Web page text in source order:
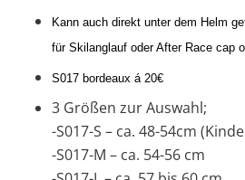
Kann auch direkt unter dem Helm
für Skilanglauf oder After Race cap
S017 bordeaux á 20€
3 Größen zur Auswahl;
-S017-S – ca. 48-54cm
-S017-M – ca. 54-56 cm